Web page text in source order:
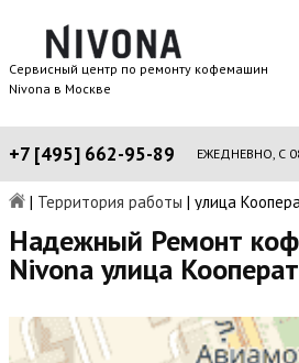
Сервисный центр по ремонту кофемашин
Nivona в Москве
+7 [495] 662-95-89 ЕЖЕДНЕВНО, С
| Территория работы | улица
Надежный Ремонт
Nivona улица